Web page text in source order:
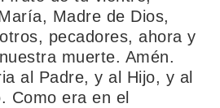
Madre de Dios,
pecadores, ahora y
muerte. Amén.
al Padre, y al Hijo, y al
Como era en el